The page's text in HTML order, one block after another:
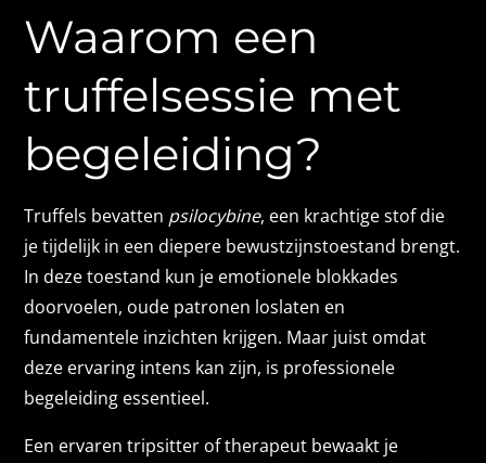
Waarom een
truffelsessie met
begeleiding?
Truffels bevatten psilocybine, een krachtige stof die
je tijdelijk in een diepere bewustzijnstoestand brengt.
In deze toestand kun je emotionele blokkades
doorvoelen, oude patronen loslaten en
fundamentele inzichten krijgen. Maar juist omdat
deze ervaring intens kan zijn, is professionele
begeleiding essentieel.
Een ervaren tripsitter of therapeut bewaakt je